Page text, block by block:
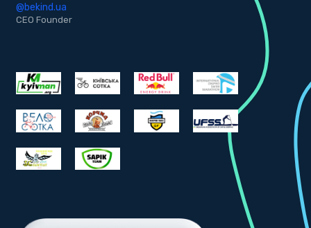
@bekind.ua
CEO Founder